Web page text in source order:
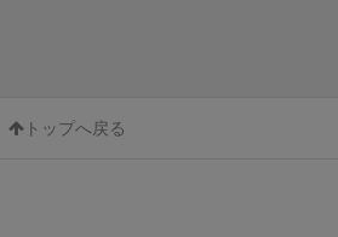
トップへ戻る